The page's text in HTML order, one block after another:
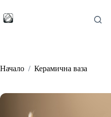
to
content
Начало / Керамична ваза